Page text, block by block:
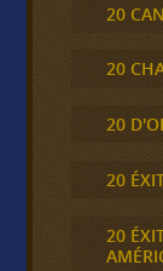
20
20
20
20
20